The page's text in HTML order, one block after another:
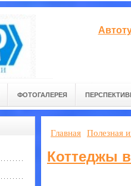
ФОТОГАЛЕРЕЯ
Главная Полезная
Коттеджы